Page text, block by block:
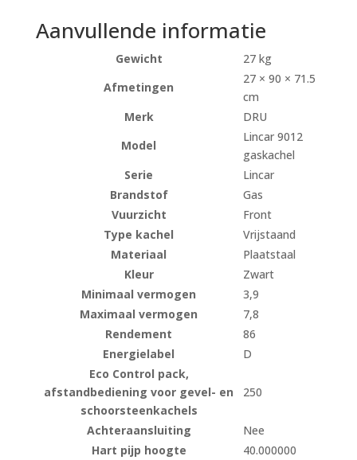
Aanvullende informatie
Gewicht
27 kg
Afmetingen
27 × 90 × 71.5
cm
Merk
DRU
Model
Lincar 9012
gaskachel
Serie
Lincar
Brandstof
Gas
Vuurzicht
Front
Type kachel
Vrijstaand
Materiaal
Plaatstaal
Kleur
Zwart
Minimaal vermogen
3,9
Maximaal vermogen
7,8
Rendement
86
Energielabel
D
Eco Control pack,
afstandbediening voor gevel- en
schoorsteenkachels
250
Achteraansluiting
Nee
Hart pijp hoogte
40.000000